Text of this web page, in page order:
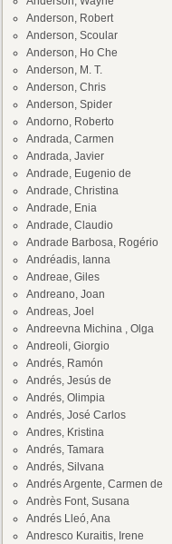
Anderson, Robert
Anderson, Scoular
Anderson, Ho Che
Anderson, M. T.
Anderson, Chris
Anderson, Spider
Andorno, Roberto
Andrada, Carmen
Andrada, Javier
Andrade, Eugenio de
Andrade, Christina
Andrade, Enia
Andrade, Claudio
Andrade Barbosa, Rogério
Andréadis, Ianna
Andreae, Giles
Andreano, Joan
Andreas, Joel
Andreevna Michina , Olga
Andreoli, Giorgio
Andrés, Ramón
Andrés, Jesús de
Andrés, Olimpia
Andrés, José Carlos
Andres, Kristina
Andrés, Tamara
Andrés, Silvana
Andrés Argente, Carmen de
Andrès Font, Susana
Andrés Lleó, Ana
Andresco Kuraitis, Irene